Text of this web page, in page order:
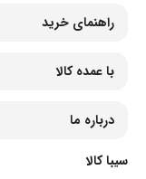
راهنمای خرید
با عمده کالا
درباره ما
سیبا کالا